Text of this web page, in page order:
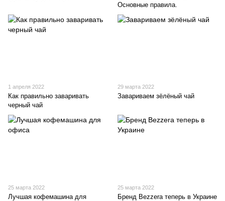
Основные правила.
1 апреля 2022
Как правильно заваривать
черный чай
29 марта 2022
Завариваем зёлёный чай
25 марта 2022
Лучшая кофемашина для
25 марта 2022
Бренд Bezzera теперь в Украине